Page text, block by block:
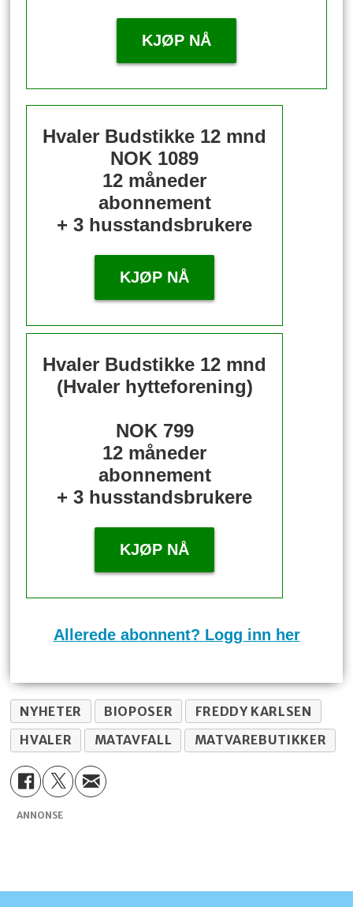
KJØP NÅ
Hvaler Budstikke 12 mnd
NOK 1089
12 måneder
abonnement
+ 3 husstandsbrukere
KJØP NÅ
Hvaler Budstikke 12 mnd
(Hvaler hytteforening)
NOK 799
12 måneder
abonnement
+ 3 husstandsbrukere
KJØP NÅ
Allerede abonnent? Logg inn her
NYHETER BIOPOSER
FREDDY KARLSEN
HVALER
MATAVFALL MATVAREBUTIKKER
ANNONSE